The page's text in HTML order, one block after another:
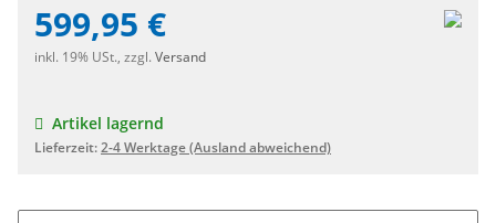
599,95 €
inkl. 19% USt., zzgl. Versand
Artikel lagernd
Lieferzeit:2-4 Werktage(Ausland abweichend)